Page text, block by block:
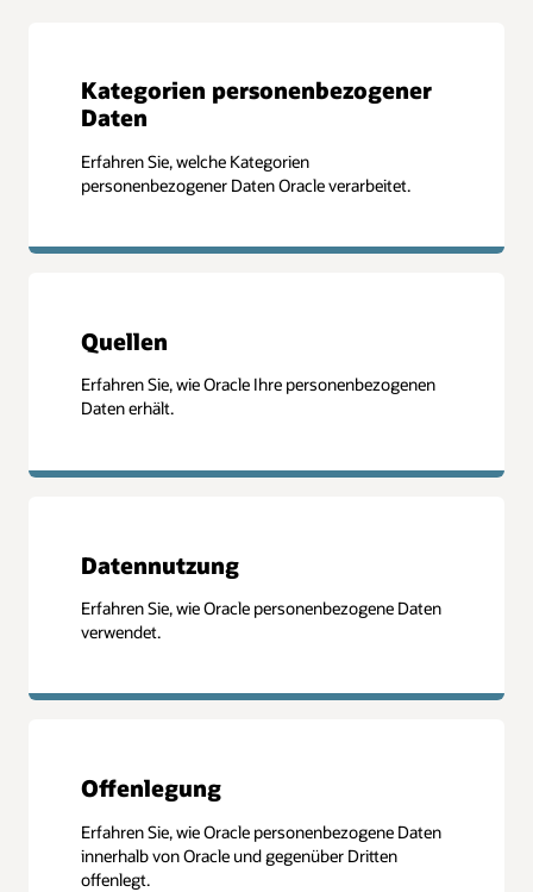
Kategorien personenbezogener
Daten
Erfahren Sie, welche Kategorien
personenbezogener Daten Oracle verarbeitet.
Quellen
Erfahren Sie, wie Oracle Ihre personenbezogenen
Daten erhält.
Datennutzung
Erfahren Sie, wie Oracle personenbezogene Daten
verwendet.
Offenlegung
Erfahren Sie, wie Oracle personenbezogene Daten
innerhalb von Oracle und gegenüber Dritten
offenlegt.